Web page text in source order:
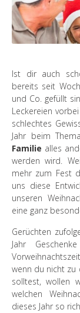
Ist dir auch
bereits seit
und Co. gefüllt
Leckereien
schlechtes
Jahr beim
Familie alles
werden wird.
mehr zum Fest
uns diese
unseren
eine ganz
Gerüchten
Jahr
wenn du nicht zu
solltest, wollen
welchen
dieses Jahr so